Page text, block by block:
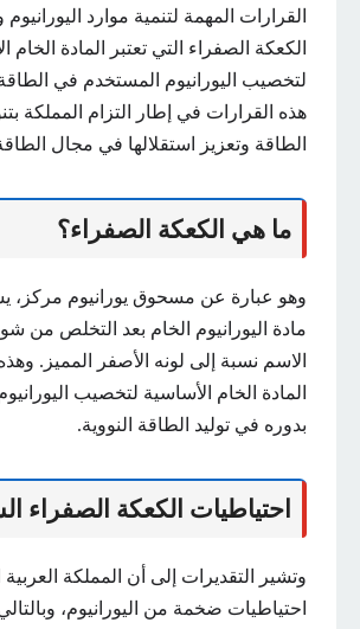
القرارات المهمة لتنمية موارد
الكعكة الصفراء التي تعتبر المادة الخام
لتخصيب اليورانيوم المستخدم في الطاقة
هذه القرارات في إطار التزام المملكة
الطاقة وتعزيز استقلالها في مجال
ما هي الكعكة الصفراء؟
وهو عبارة عن مسحوق يورانيوم مركز،
مادة اليورانيوم الخام بعد التخلص من
الاسم نسبة إلى لونه الأصفر المميز.
المادة الخام الأساسية لتخصيب
بدوره في توليد الطاقة النووية.
احتياطيات الكعكة الصفراء
وتشير التقديرات إلى أن المملكة
احتياطيات ضخمة من اليورانيوم،